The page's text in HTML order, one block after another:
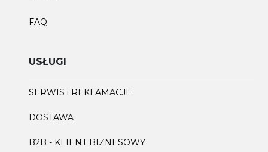
FAQ
USŁUGI
SERWIS i REKLAMACJE
DOSTAWA
B2B - KLIENT BIZNESOWY